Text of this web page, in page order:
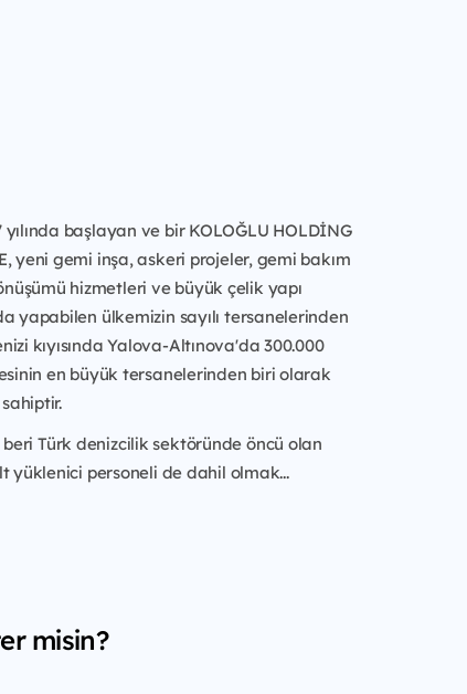
başlayan ve bir KOLOĞLU HOLDİNG
yeni gemi inşa, askeri projeler, gemi bakım
hizmetleri ve büyük çelik yapı
yapabilen ülkemizin sayılı tersanelerinden
kıyısında Yalova-Altınova'da 300.000
en büyük tersanelerinden biri olarak
Türk denizcilik sektöründe öncü olan
yüklenici personeli de dahil olmak...
misin?